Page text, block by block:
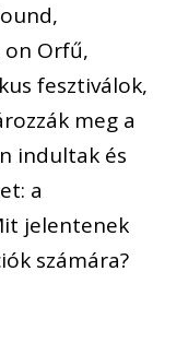
on Orfű,
fesztiválok,
meg a
indultak és
a
jelentenek
számára?